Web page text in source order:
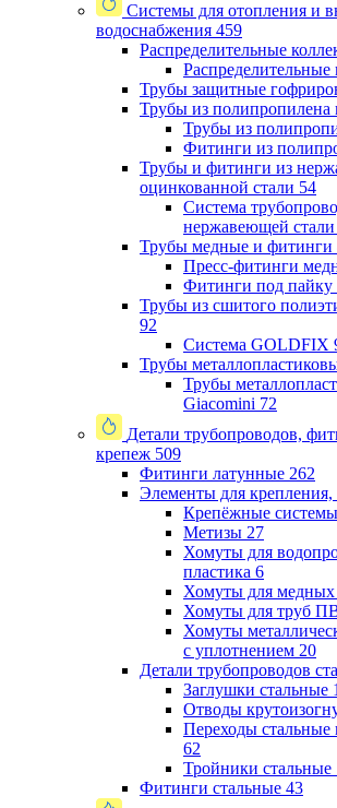
Системы для отопления и
водоснабжения 459
Распределительные
Распределительные
Трубы защитные
Трубы из полипропилена
Трубы из
Фитинги из
Трубы и фитинги из
оцинкованной стали 54
Система
нержавеющей
Трубы медные и фитинги
Пресс-фитинги
Фитинги под пайку
Трубы из сшитого
92
Система GOLDFIX
Трубы
Трубы
Giacomini 72
Детали трубопроводов,
крепеж 509
Фитинги латунные 262
Элементы для
Крепёжные системы
Метизы 27
Хомуты для
пластика 6
Хомуты для медных
Хомуты для труб
Хомуты
с уплотнением 20
Детали трубопроводов
Заглушки стальные
Отводы
Переходы стальные
62
Тройники стальные
Фитинги стальные 43